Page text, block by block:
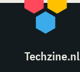
Techzine.nl